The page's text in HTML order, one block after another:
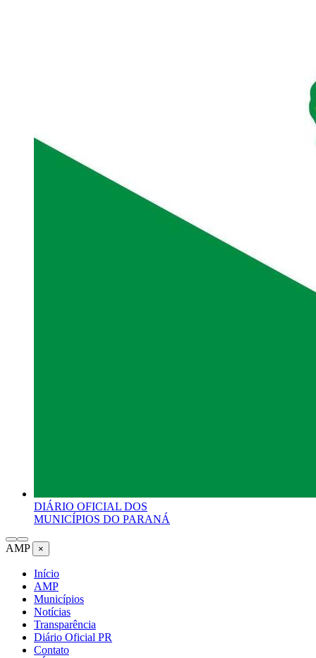
DIÁRIO OFICIAL DOS
MUNICÍPIOS DO PARANÁ
AMP ×
Início
AMP
Municípios
Notícias
Transparência
Diário Oficial PR
Contato